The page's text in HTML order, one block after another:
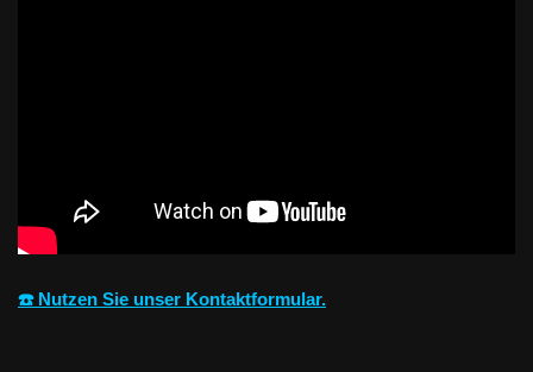
☎️ Nutzen Sie unser Kontaktformular.